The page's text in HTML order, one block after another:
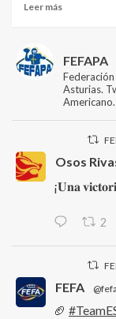
Leer más
FEFAPA
Asturias.
Americano.
Osos
¡𝐔𝐧𝐚
2
FEFA
🏈